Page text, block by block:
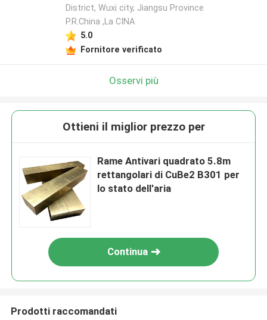
District, Wuxi city, Jiangsu Province
P.R.China ,La CINA
5.0
Fornitore verificato
Osservi più
Ottieni il miglior prezzo per
Rame Antivari quadrato 5.8m
rettangolari di CuBe2 B301 per
lo stato dell'aria
Continua
Prodotti raccomandati